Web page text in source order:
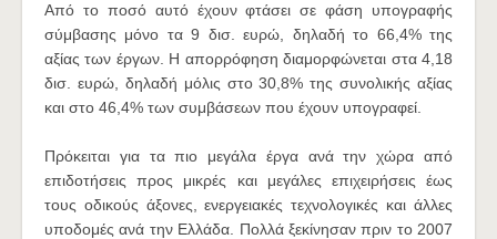
Από το ποσό αυτό έχουν φτάσει σε φάση υπογραφής
σύμβασης μόνο τα 9 δισ. ευρώ, δηλαδή το 66,4% της
αξίας των έργων. Η απορρόφηση διαμορφώνεται στα 4,18
δισ. ευρώ, δηλαδή μόλις στο 30,8% της συνολικής αξίας
και στο 46,4% των συμβάσεων που έχουν υπογραφεί.
Πρόκειται για τα πιο μεγάλα έργα ανά την χώρα από
επιδοτήσεις προς μικρές και μεγάλες επιχειρήσεις έως
τους οδικούς άξονες, ενεργειακές τεχνολογικές και άλλες
υποδομές ανά την Ελλάδα. Πολλά ξεκίνησαν πριν το 2007